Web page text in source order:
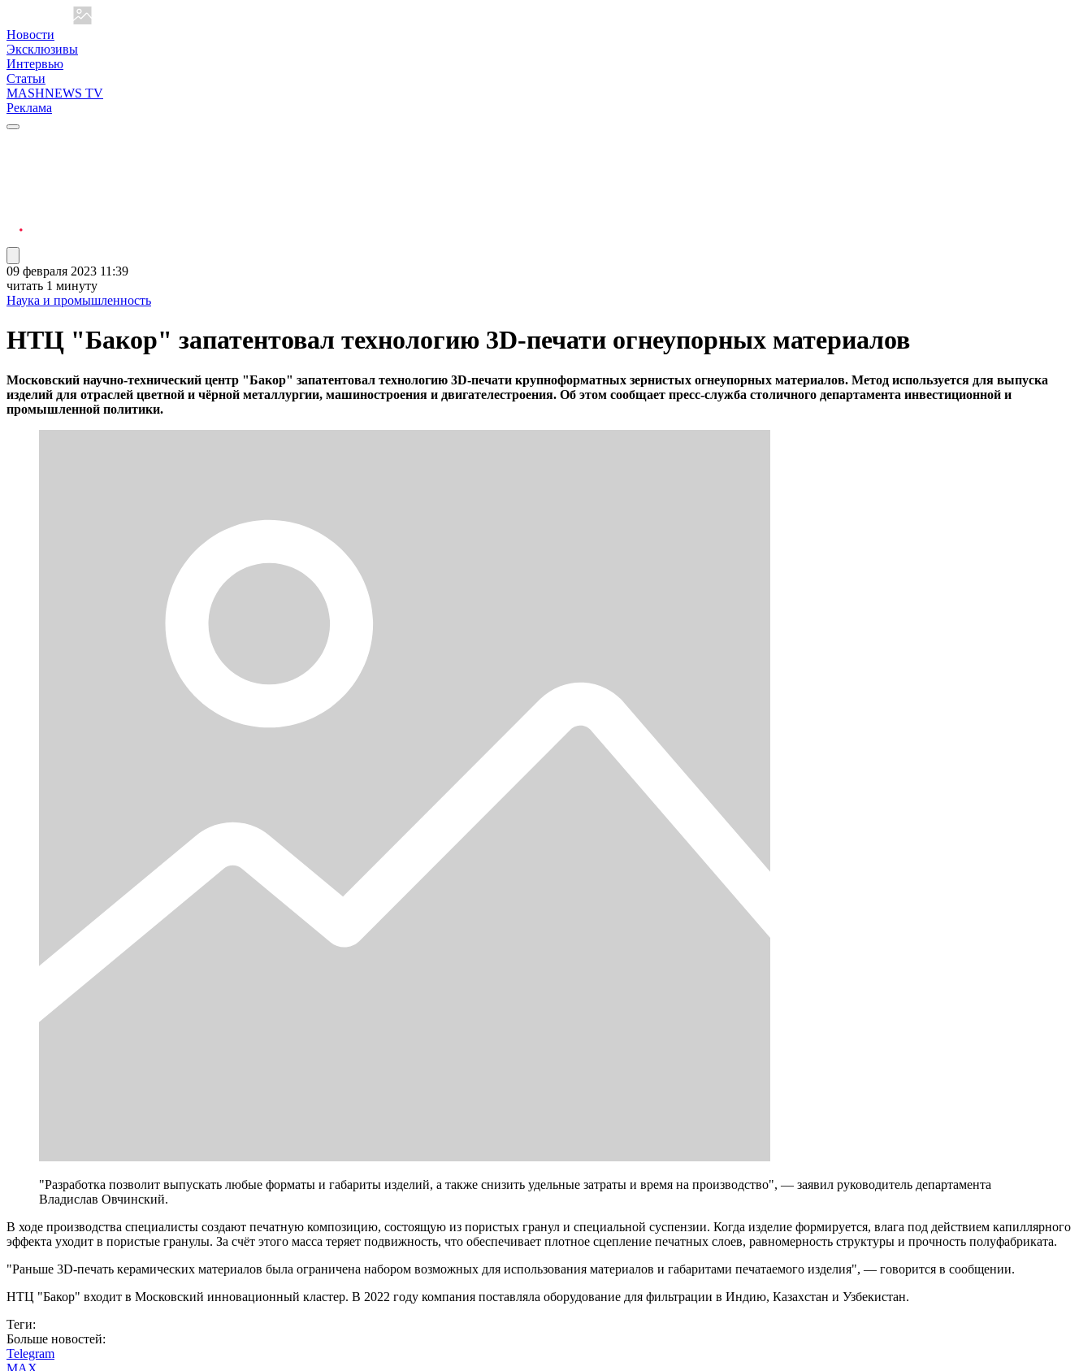
Новости
Эксклюзивы
Интервью
Статьи
MASHNEWS TV
Реклама
09 февраля 2023 11:39
читать 1 минуту
Наука и промышленность
НТЦ "Бакор" запатентовал технологию 3D-печати огнеупорных материалов
Московский научно-технический центр "Бакор" запатентовал технологию 3D-печати крупноформатных зернистых огнеупорных материалов. Метод используется для выпуска
изделий для отраслей цветной и чёрной металлургии, машиностроения и двигателестроения. Об этом сообщает пресс-служба столичного департамента инвестиционной и
промышленной политики.
"Разработка позволит выпускать любые форматы и габариты изделий, а также снизить удельные затраты и время на производство", — заявил руководитель департамента
Владислав Овчинский.
В ходе производства специалисты создают печатную композицию, состоящую из пористых гранул и специальной суспензии. Когда изделие формируется, влага под действием капиллярного
эффекта уходит в пористые гранулы. За счёт этого масса теряет подвижность, что обеспечивает плотное сцепление печатных слоев, равномерность структуры и прочность полуфабриката.
"Раньше 3D-печать керамических материалов была ограничена набором возможных для использования материалов и габаритами печатаемого изделия", — говорится в сообщении.
НТЦ "Бакор" входит в Московский инновационный кластер. В 2022 году компания поставляла оборудование для фильтрации в Индию, Казахстан и Узбекистан.
Теги:
Больше новостей:
Telegram
MAX